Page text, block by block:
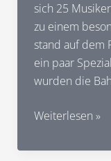
sich 25
zu einem
stand auf dem
ein paar
wurden die
03.12.2025
„Etwas
Weiterlesen »